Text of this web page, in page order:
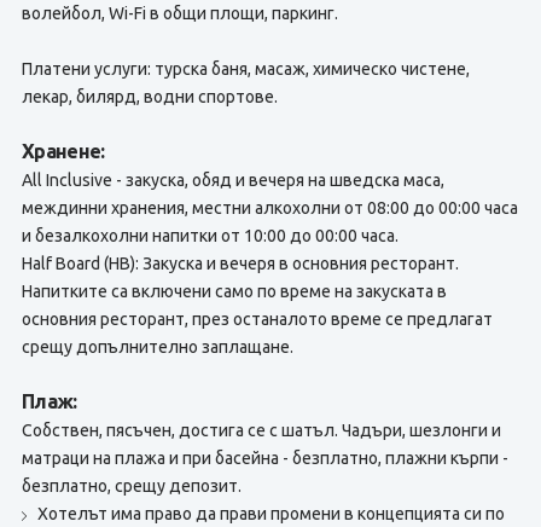
волейбол, Wi-Fi в общи площи, паркинг.
Платени услуги: турска баня, масаж, химическо чистене,
лекар, билярд, водни спортове.
Хранене:
All Inclusive - закуска, обяд и вечеря на шведска маса,
междинни хранения, местни алкохолни от 08:00 до 00:00 часа
и безалкохолни напитки от 10:00 до 00:00 часа.
Half Board (HB): Закуска и вечеря в основния ресторант.
Напитките са включени само по време на закуската в
основния ресторант, през останалото време се предлагат
срещу допълнително заплащане.
Плаж:
Собствен, пясъчен, достига се с шатъл. Чадъри, шезлонги и
матраци на плажа и при басейна - безплатно, плажни кърпи -
безплатно, срещу депозит.
Хотелът има право да прави промени в концепцията си по